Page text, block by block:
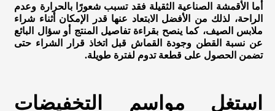
أما الأقمشة الصناعية الثقيلة فقد تسبب شعورًا بالحرارة وعدم
الراحة، لذلك من الأفضل الابتعاد عنها قدر الإمكان أثناء شراء
ملابس الصيف، كما ينصح بقراءة تفاصيل المنتج أو سؤال البائع
عن نسبة القطن وجودة القماش قبل اتخاذ قرار الشراء حتى
تضمن الحصول على قطعة تدوم لفترة طويلة.
استغل مواسم التخفيضات